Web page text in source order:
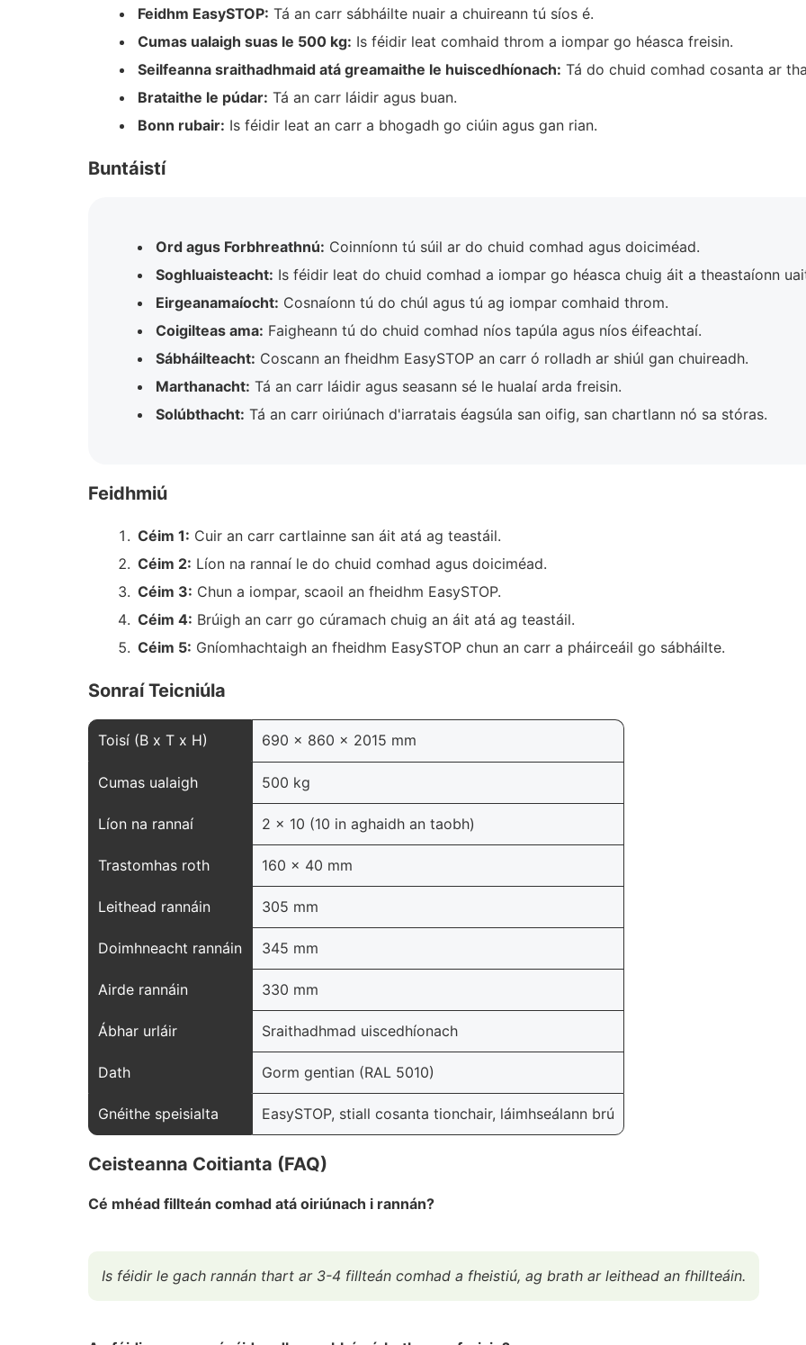
Feidhm EasySTOP: Tá an carr sábháilte nuair a chuireann tú síos é.
Cumas ualaigh suas le 500 kg: Is féidir leat comhaid throm a iompar go héasca freisin.
Seilfeanna sraithadhmaid atá greamaithe le huiscedhíonach: Tá do chuid comhad cosanta ar
Brataithe le púdar: Tá an carr láidir agus buan.
Bonn rubair: Is féidir leat an carr a bhogadh go ciúin agus gan rian.
Buntáistí
Ord agus Forbhreathnú: Coinníonn tú súil ar do chuid comhad agus doiciméad.
Soghluaisteacht: Is féidir leat do chuid comhad a iompar go héasca chuig áit a theastaíonn
Eirgeanamaíocht: Cosnaíonn tú do chúl agus tú ag iompar comhaid throm.
Coigilteas ama: Faigheann tú do chuid comhad níos tapúla agus níos éifeachtaí.
Sábháilteacht: Coscann an fheidhm EasySTOP an carr ó rolladh ar shiúl gan chuireadh.
Marthanacht: Tá an carr láidir agus seasann sé le hualaí arda freisin.
Solúbthacht: Tá an carr oiriúnach d'iarratais éagsúla san oifig, san chartlann nó sa stóras.
Feidhmiú
Céim 1: Cuir an carr cartlainne san áit atá ag teastáil.
Céim 2: Líon na rannaí le do chuid comhad agus doiciméad.
Céim 3: Chun a iompar, scaoil an fheidhm EasySTOP.
Céim 4: Brúigh an carr go cúramach chuig an áit atá ag teastáil.
Céim 5: Gníomhachtaigh an fheidhm EasySTOP chun an carr a pháirceáil go sábháilte.
Sonraí Teicniúla
Toisí (B x T x H) 690 x 860 x 2015 mm
Cumas ualaigh 500 kg
Líon na rannaí 2 x 10 (10 in aghaidh an taobh)
Trastomhas roth 160 x 40 mm
Leithead rannáin 305 mm
Doimhneacht rannáin 345 mm
Airde rannáin 330 mm
Ábhar urláir Sraithadhmad uiscedhíonach
Dath Gorm gentian (RAL 5010)
Gnéithe speisialta EasySTOP, stiall cosanta tionchair, láimhseálann brú
Ceisteanna Coitianta (FAQ)
Cé mhéad fillteán comhad atá oiriúnach i rannán?
Is féidir le gach rannán thart ar 3-4 fillteán comhad a fheistiú, ag brath ar leithead an fhillteáin.